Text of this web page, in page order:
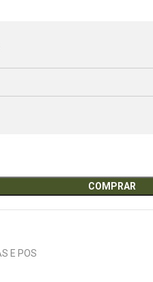
COMPRAR
E POS